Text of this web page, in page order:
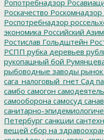
Ропотребнадзор
Роскачество Роскомнадзор
Роспотребнадзор
экономика Российский
Ростислав Гольдштейн
РСПП рубка деревьев
рукопашный бой
рыбоводные заводы
сага_налоговый_гнет Сад
самбо самогон
самооборона самосуд
санитарно-
Петербург санкции
вещей сбор на